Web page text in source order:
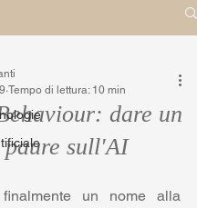
dare un
paure sull'AI
Tempo di lettura: 10 min
un nome alla